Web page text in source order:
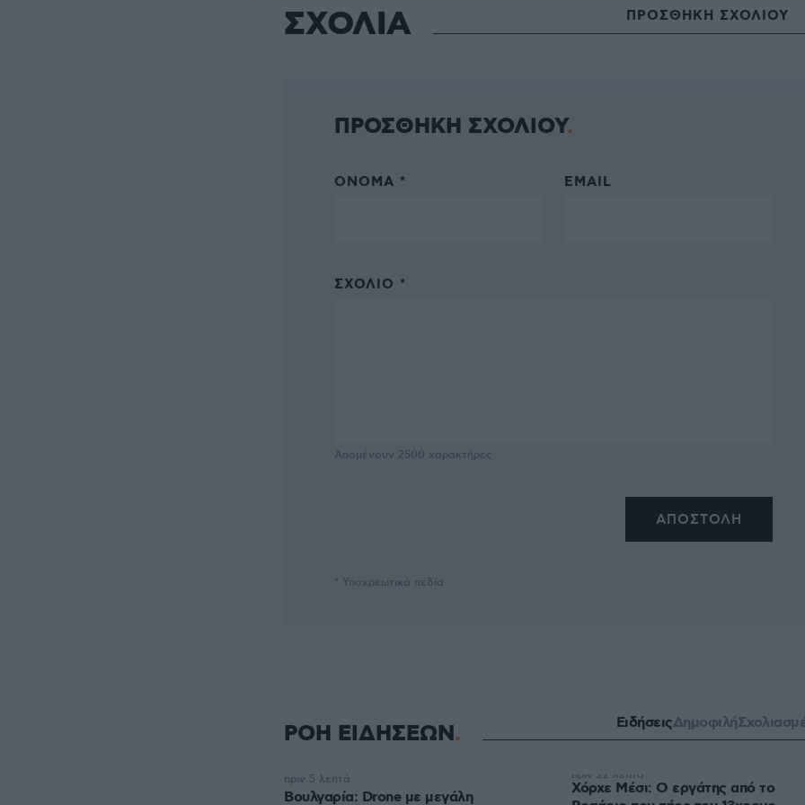
ΣΧΟΛΙΑ ΠΡΟΣΘΗΚΗ ΣΧΟΛΙΟΥ
ΠΡΟΣΘΗΚΗ ΣΧΟΛΙΟΥ
ΌΝΟΜΑ * EMAIL
ΣΧΌΛΙΟ *
Απομένουν 2500 χαρακτήρες
* Υποχρεωτικά πεδία
ΡΟΗ ΕΙΔΗΣΕΩΝ ΕιδήσειςΔημοφιλή
Βουλγαρία: Drone με μεγάλη
πριν 5 λεπτά
Χόρχε Μέσι: Ο εργάτης από το
πριν 22 λεπτά